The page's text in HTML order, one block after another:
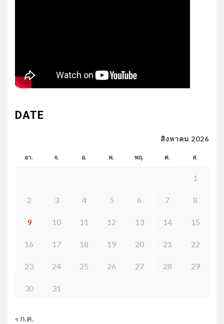
DATE
สิงหาคม 2026
อา. จ. อ. พ. พฤ. ศ. ส.
1
2 3 4 5 6 7 8
9 10 11 12 13 14 15
16 17 18 19 20 21 22
23 24 25 26 27 28 29
30 31
« ก.ค.